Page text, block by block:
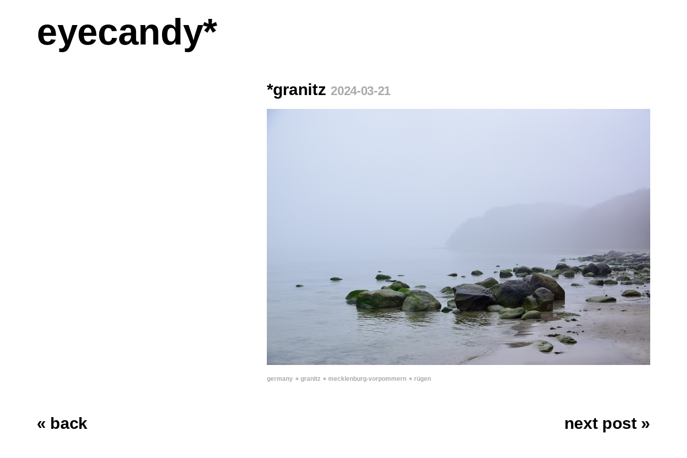
eyecandy*
*granitz 2024-03-21
germany ∗granitz ∗ mecklenburg-vorpommern ∗ rügen
« back next post »